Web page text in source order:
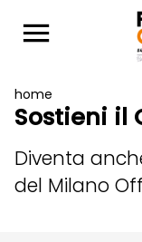
home
Sostieni il
Diventa
del Milano Off